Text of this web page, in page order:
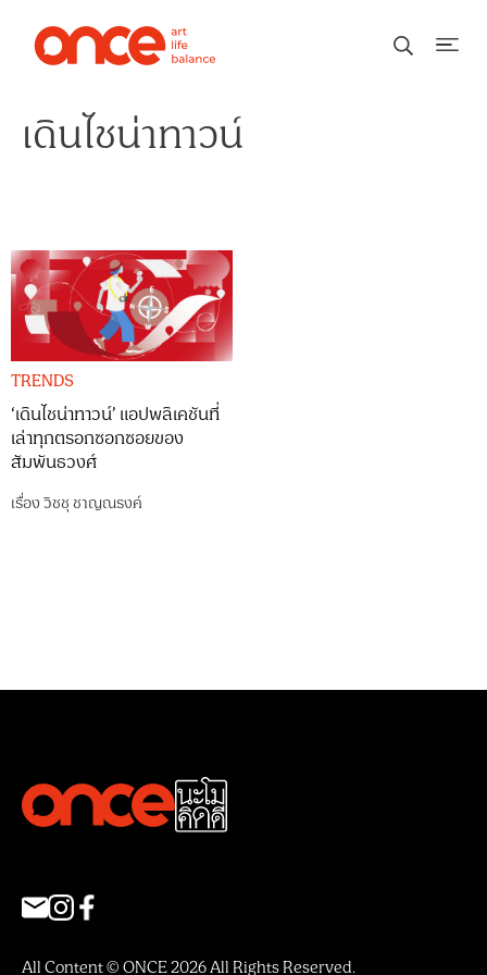
เดินไชน่าทาวน์
TRENDS
‘เดินไชน่าทาวน์’ แอปพลิเคชันที่
เล่าทุกตรอกซอกซอยของ
สัมพันธวงศ์
เรื่องวิชชุ ชาญณรงค์
All Content © ONCE 2026 All Rights Reserved.